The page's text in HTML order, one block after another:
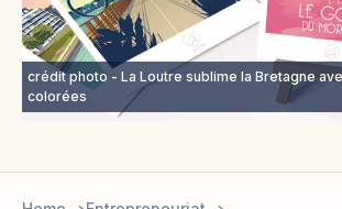
crédit photo - La Loutre sublime la Bretagne
colorées